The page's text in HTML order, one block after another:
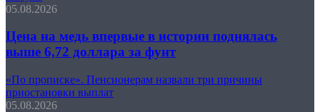
05.08.2026
Цена на медь впервые в истории поднялась
выше 6,72 доллара за фунт
«По прописке». Пенсионерам назвали три причины
приостановки выплат
05.08.2026